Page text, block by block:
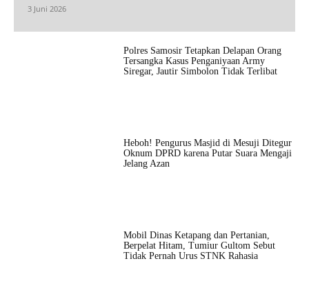
3 Juni 2026
Polres Samosir Tetapkan Delapan Orang
Tersangka Kasus Penganiyaan Army
Siregar, Jautir Simbolon Tidak Terlibat
Heboh! Pengurus Masjid di Mesuji Ditegur
Oknum DPRD karena Putar Suara Mengaji
Jelang Azan
Mobil Dinas Ketapang dan Pertanian,
Berpelat Hitam, Tumiur Gultom Sebut
Tidak Pernah Urus STNK Rahasia